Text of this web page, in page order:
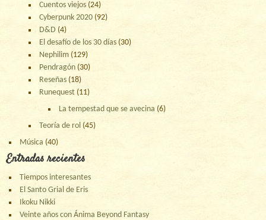
Cuentos viejos (24)
Cyberpunk 2020 (92)
D&D (4)
El desafío de los 30 días (30)
Nephilim (129)
Pendragón (30)
Reseñas (18)
Runequest (11)
La tempestad que se avecina (6)
Teoría de rol (45)
Música (40)
Entradas recientes
Tiempos interesantes
El Santo Grial de Eris
Ikoku Nikki
Veinte años con Ánima Beyond Fantasy